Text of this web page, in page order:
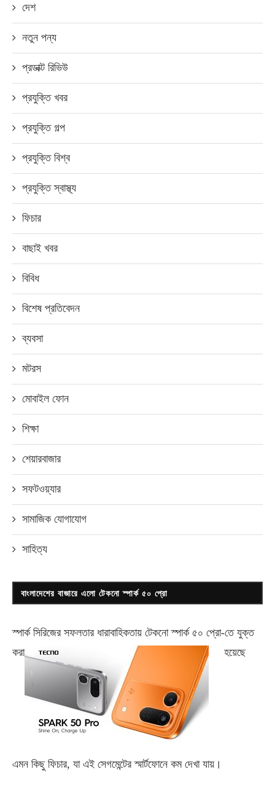
দেশ
নতুন পন্য
প্রডাক্ট রিভিউ
প্রযুক্তি খবর
প্রযুক্তি গল্প
প্রযুক্তি বিশ্ব
প্রযুক্তি স্বাস্থ্য
ফিচার
বাছাই খবর
বিবিধ
বিশেষ প্রতিবেদন
ব্যবসা
মটরস
মোবাইল ফোন
শিক্ষা
শেয়ারবাজার
সফটওয়্যার
সামাজিক যোগাযোগ
সাহিত্য
বাংলাদেশের বাজারে এলো টেকনো স্পার্ক ৫০ প্রো
স্পার্ক সিরিজের সফলতার ধারাবাহিকতায় টেকনোস্পার্ক ৫০ প্রো-তে যুক্ত
করা
হয়েছে
এমন কিছু ফিচার, যা এই সেগমেন্টের স্মার্টফোনে কম দেখা যায়।